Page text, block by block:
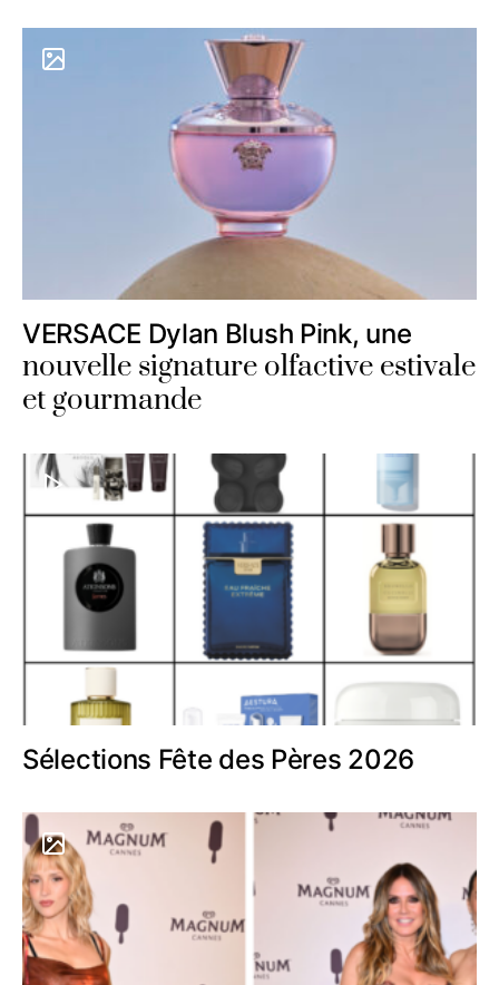
VERSACE Dylan Blush Pink, une
nouvelle signature olfactive estivale
et gourmande
Sélections Fête des Pères 2026